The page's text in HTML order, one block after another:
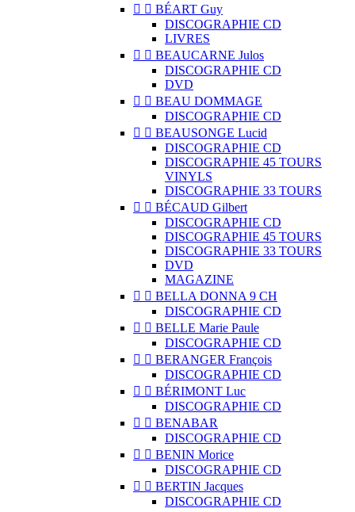
  BÉART Guy
DISCOGRAPHIE CD
LIVRES
  BEAUCARNE Julos
DISCOGRAPHIE CD
DVD
  BEAU DOMMAGE
DISCOGRAPHIE CD
  BEAUSONGE Lucid
DISCOGRAPHIE CD
DISCOGRAPHIE 45 TOURS
VINYLS
DISCOGRAPHIE 33 TOURS
  BÉCAUD Gilbert
DISCOGRAPHIE CD
DISCOGRAPHIE 45 TOURS
DISCOGRAPHIE 33 TOURS
DVD
MAGAZINE
  BELLA DONNA 9 CH
DISCOGRAPHIE CD
  BELLE Marie Paule
DISCOGRAPHIE CD
  BERANGER François
DISCOGRAPHIE CD
  BÉRIMONT Luc
DISCOGRAPHIE CD
  BENABAR
DISCOGRAPHIE CD
  BENIN Morice
DISCOGRAPHIE CD
  BERTIN Jacques
DISCOGRAPHIE CD